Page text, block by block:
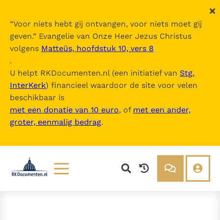
“Voor niets hebt gij ontvangen, voor niets moet gij
geven.” Evangelie van Onze Heer Jezus Christus
volgens Matteüs, hoofdstuk 10, vers 8
.
U helpt RKDocumenten.nl (een initiatief van Stg.
InterKerk) financieel waardoor de site voor velen
beschikbaar is
met een donatie van 10 euro, of met een ander,
groter, eenmalig bedrag.